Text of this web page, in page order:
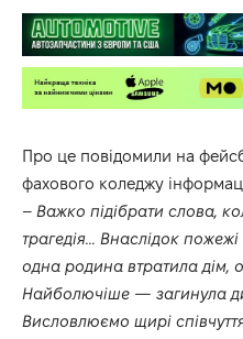
Про це повідомили на
фахового коледжу
– Важко підібрати слова,
трагедія… Внаслідок
одна родина втратила дім,
Найболючіше — загинула
Висловлюємо щирі